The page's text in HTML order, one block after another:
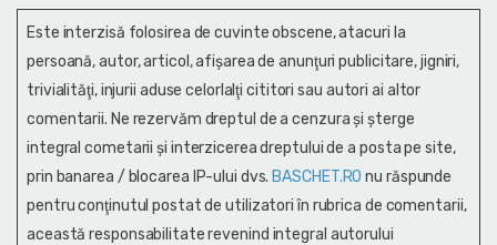
Este interzisă folosirea de cuvinte obscene, atacuri la
persoană, autor, articol, afişarea de anunţuri publicitare, jigniri,
trivialităţi, injurii aduse celorlalţi cititori sau autori ai altor
comentarii. Ne rezervăm dreptul de a cenzura și şterge
integral cometarii și interzicerea dreptului de a posta pe site,
prin banarea / blocarea IP-ului dvs. BASCHET.RO nu răspunde
pentru conţinutul postat de utilizatori în rubrica de comentarii,
această responsabilitate revenind integral autorului